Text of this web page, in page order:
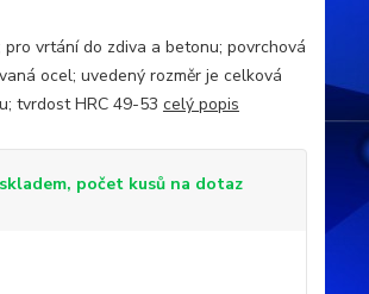
vrtání do zdiva a betonu; povrchová
ocel; uvedený rozměr je celková
tvrdost HRC 49-53 celý popis
skladem, počet kusů na dotaz